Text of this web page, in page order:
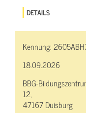
DETAILS
Kennung:
18.09.2026
BBG-
12,
47167 Duisburg